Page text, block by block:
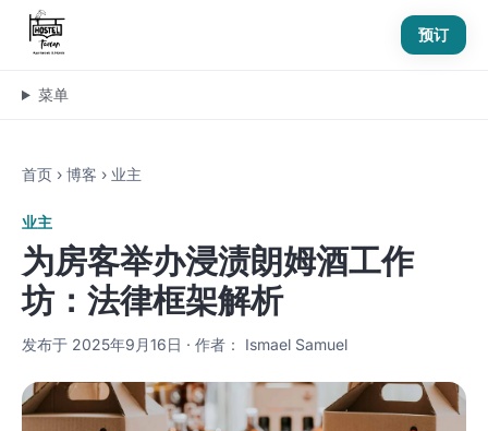
预订
菜单
首页 › 博客 › 业主
业主
为房客举办浸渍朗姆酒工作
坊：法律框架解析
发布于 2025年9月16日 · 作者： Ismael Samuel